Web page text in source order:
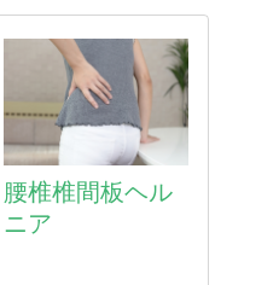
腰椎椎間板ヘル
ニア